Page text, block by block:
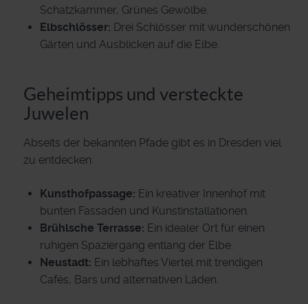
Schatzkammer, Grünes Gewölbe.
Elbschlösser: Drei Schlösser mit wunderschönen
Gärten und Ausblicken auf die Elbe.
Geheimtipps und versteckte
Juwelen
Abseits der bekannten Pfade gibt es in Dresden viel
zu entdecken:
Kunsthofpassage: Ein kreativer Innenhof mit
bunten Fassaden und Kunstinstallationen.
Brühlsche Terrasse: Ein idealer Ort für einen
ruhigen Spaziergang entlang der Elbe.
Neustadt: Ein lebhaftes Viertel mit trendigen
Cafés, Bars und alternativen Läden.